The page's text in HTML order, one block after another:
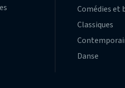
Comédies et
Classiques
Danse